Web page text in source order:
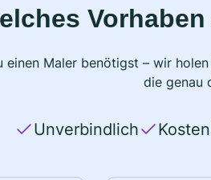
Maler benötigst – wir
die genau
Unverbindlich